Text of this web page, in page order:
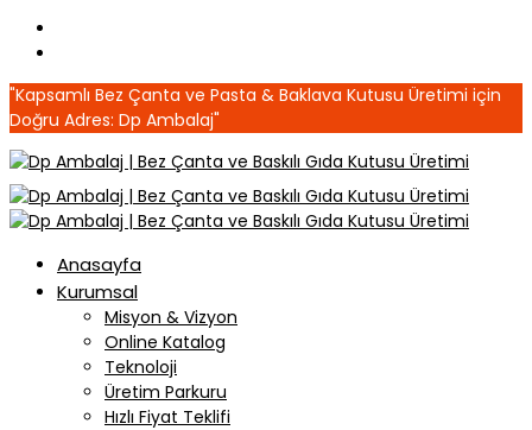
"Kapsamlı Bez Çanta ve Pasta & Baklava Kutusu Üretimi için
Doğru Adres: Dp Ambalaj"
Anasayfa
Kurumsal
Misyon & Vizyon
Online Katalog
Teknoloji
Üretim Parkuru
Hızlı Fiyat Teklifi